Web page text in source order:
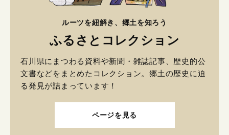
ルーツを紐解き、郷土を知ろう
ふるさとコレクション
石川県にまつわる資料や新聞・雑誌記事、歴史的公
文書などをまとめたコレクション。郷土の歴史に迫
る発見が詰まっています！
ページを見る